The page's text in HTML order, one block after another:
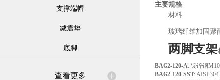
支撑端帽
减震垫
底脚
查看更多
主要规格
材料
玻璃纤维加固聚
两脚支架
BAG2-120-A: 镀锌钢
BAG2-120-SST: AISI